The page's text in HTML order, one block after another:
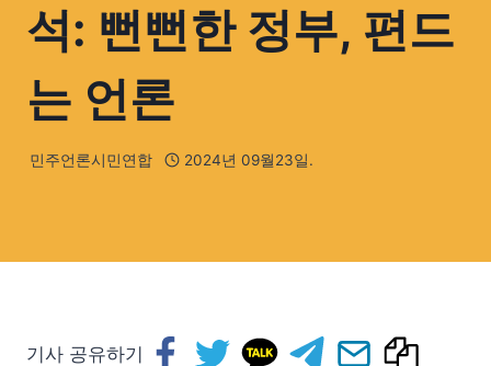
석: 뻔뻔한 정부, 편드
는 언론
민주언론시민연합 2024년 09월23일.
기사 공유하기